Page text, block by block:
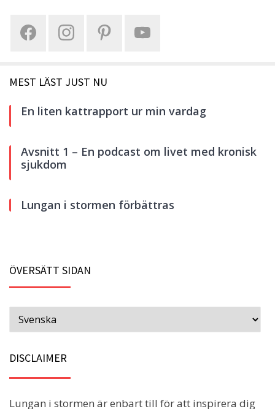
MEST LÄST JUST NU
En liten kattrapport ur min vardag
Avsnitt 1 – En podcast om livet med kronisk
sjukdom
Lungan i stormen förbättras
ÖVERSÄTT SIDAN
DISCLAIMER
Lungan i stormen är enbart till för att inspirera dig